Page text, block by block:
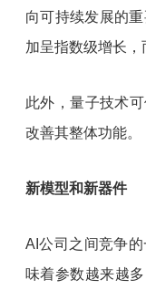
向可持续发展的
加呈指数级增长，
此外，量子技术
改善其整体功能。
新模型和新器件
AI公司之间竞争
味着参数越来越